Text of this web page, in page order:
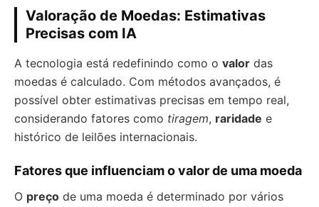
Valoração de Moedas: Estimativas
Precisas com IA
A tecnologia está redefinindo como o valor das
moedas é calculado. Com métodos avançados, é
possível obter estimativas precisas em tempo real,
considerando fatores como tiragem, raridade e
histórico de leilões internacionais.
Fatores que influenciam o valor de uma moeda
O preço de uma moeda é determinado por vários